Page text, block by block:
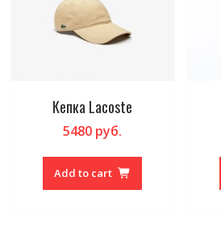
Кепка Lacoste
5480 руб.
Add to cart